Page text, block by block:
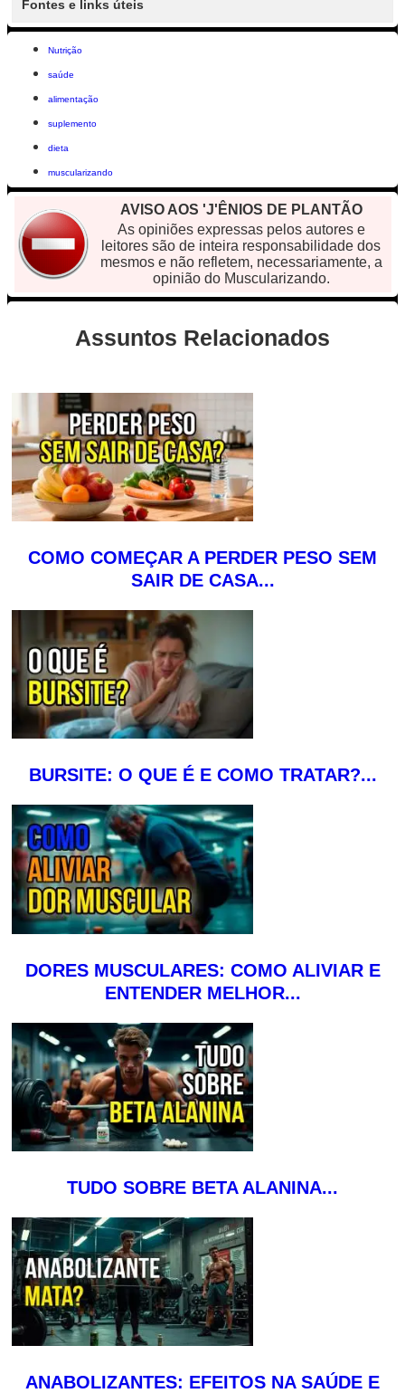
Fontes e links úteis
Nutrição
saúde
alimentação
suplemento
dieta
muscularizando
AVISO AOS 'J'ÊNIOS DE PLANTÃO
As opiniões expressas pelos autores e
leitores são de inteira responsabilidade dos
mesmos e não refletem, necessariamente, a
opinião do Muscularizando.
Assuntos Relacionados
COMO COMEÇAR A PERDER PESO SEM
SAIR DE CASA...
BURSITE: O QUE É E COMO TRATAR?...
DORES MUSCULARES: COMO ALIVIAR E
ENTENDER MELHOR...
TUDO SOBRE BETA ALANINA...
ANABOLIZANTES: EFEITOS NA SAÚDE E